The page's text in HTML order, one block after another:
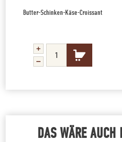
Butter-Schinken-Käse-Croissant
DAS WÄRE AUCH